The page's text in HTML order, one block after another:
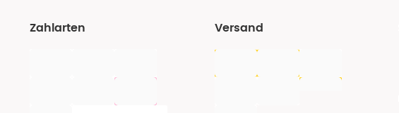
Zahlarten Versand